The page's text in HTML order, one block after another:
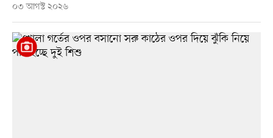
০৩ আগস্ট ২০২৬